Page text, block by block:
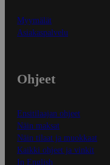
Myymälät
Asiakaspalvelu
Ohjeet
Ensitilaajan ohjeet
Näin maksat
Näin tilaat ja muokkaat
Kaikki ohjeet ja vinkit
In English